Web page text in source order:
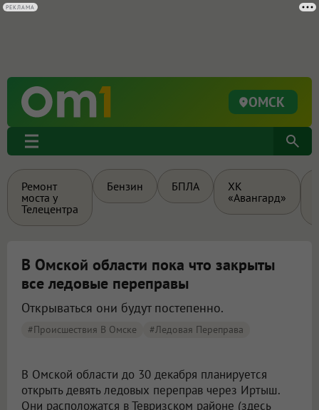
ОМСК
Ремонт
моста у
Телецентра
Бензин БПЛА
ХК
«Авангард»
В Омской области пока что закрыты
все ледовые переправы
Открываться они будут постепенно.
#Происшествия В Омске #ледовая Переправа
В Омской области до 30 декабря планируется
открыть девять ледовых переправ через Иртыш.
Они расположатся в Тевризском районе (здесь
РЕКЛАМА